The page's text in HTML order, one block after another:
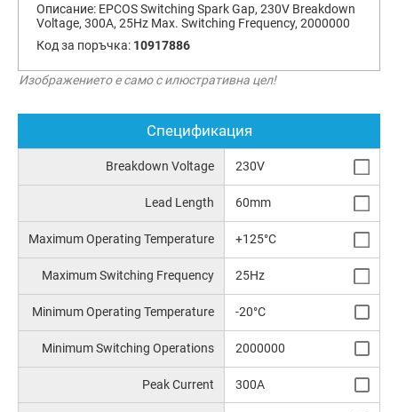
Описание: EPCOS Switching Spark Gap, 230V Breakdown
Voltage, 300A, 25Hz Max. Switching Frequency, 2000000
Код за поръчка: 10917886
Изображението е само с илюстративна цел!
Спецификация
Breakdown Voltage 230V
Lead Length 60mm
Maximum Operating Temperature +125°C
Maximum Switching Frequency 25Hz
Minimum Operating Temperature -20°C
Minimum Switching Operations 2000000
Peak Current 300A